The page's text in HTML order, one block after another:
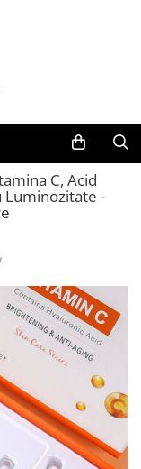
C, Acid
Luminozitate -